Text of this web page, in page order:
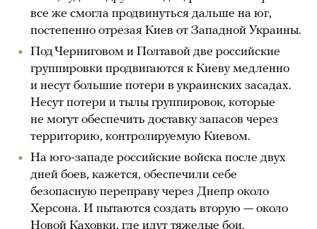
все же смогла продвинуться дальше на юг,
постепенно отрезая Киев от Западной Украины.
Под Черниговом и Полтавой две российские
группировки продвигаются к Киеву медленно
и несут большие потери в украинских засадах.
Несут потери и тылы группировок, которые
не могут обеспечить доставку запасов через
территорию, контролируемую Киевом.
На юго-западе российские войска после двух
дней боев, кажется, обеспечили себе
безопасную переправу через Днепр около
Херсона. И пытаются создать вторую — около
Новой Каховки, где идут тяжелые бои.